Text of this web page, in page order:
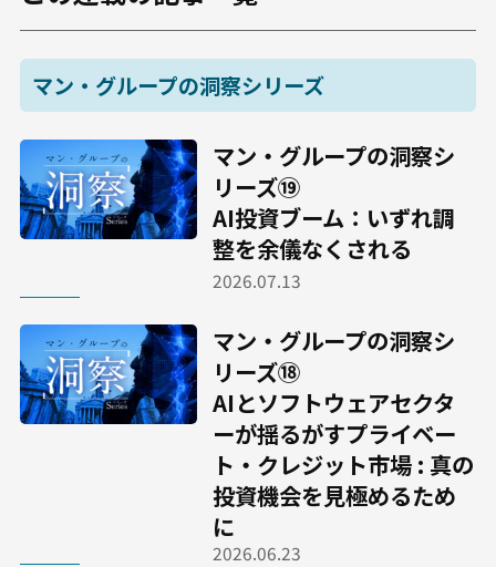
マン・グループの洞察シリーズ
マン・グループの洞察シ
リーズ⑲
AI投資ブーム：いずれ調
整を余儀なくされる
2026.07.13
マン・グループの洞察シ
リーズ⑱
AIとソフトウェアセクタ
ーが揺るがすプライベー
ト・クレジット市場 : 真の
投資機会を見極めるため
に
2026.06.23